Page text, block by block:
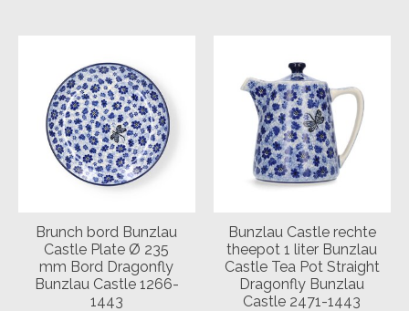
Brunch bord Bunzlau
Castle Plate Ø 235
mm Bord Dragonfly
Bunzlau Castle 1266-
1443
Bunzlau Castle rechte
theepot 1 liter Bunzlau
Castle Tea Pot Straight
Dragonfly Bunzlau
Castle 2471-1443